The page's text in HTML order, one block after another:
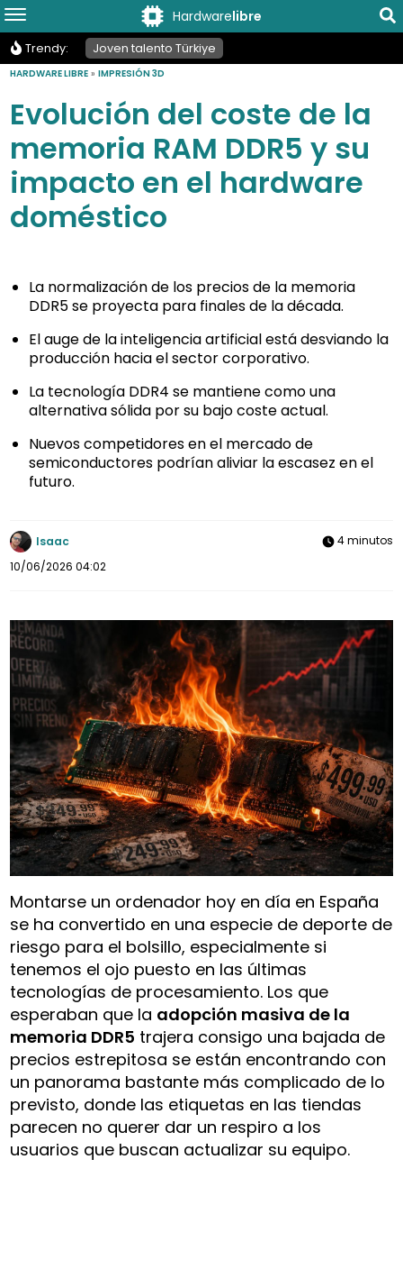
Hardwarelibre
Trendy: Joven talento Türkiye
HARDWARE LIBRE »IMPRESIÓN 3D
Evolución del coste de la
memoria RAM DDR5 y su
impacto en el hardware
doméstico
La normalización de los precios de la memoria
DDR5 se proyecta para finales de la década.
El auge de la inteligencia artificial está desviando la
producción hacia el sector corporativo.
La tecnología DDR4 se mantiene como una
alternativa sólida por su bajo coste actual.
Nuevos competidores en el mercado de
semiconductores podrían aliviar la escasez en el
futuro.
Isaac
10/06/2026 04:02
4 minutos
Montarse un ordenador hoy en día en España
se ha convertido en una especie de deporte de
riesgo para el bolsillo, especialmente si
tenemos el ojo puesto en las últimas
tecnologías de procesamiento. Los que
esperaban que la adopción masiva de la
memoria DDR5 trajera consigo una bajada de
precios estrepitosa se están encontrando con
un panorama bastante más complicado de lo
previsto, donde las etiquetas en las tiendas
parecen no querer dar un respiro a los
usuarios que buscan actualizar su equipo.